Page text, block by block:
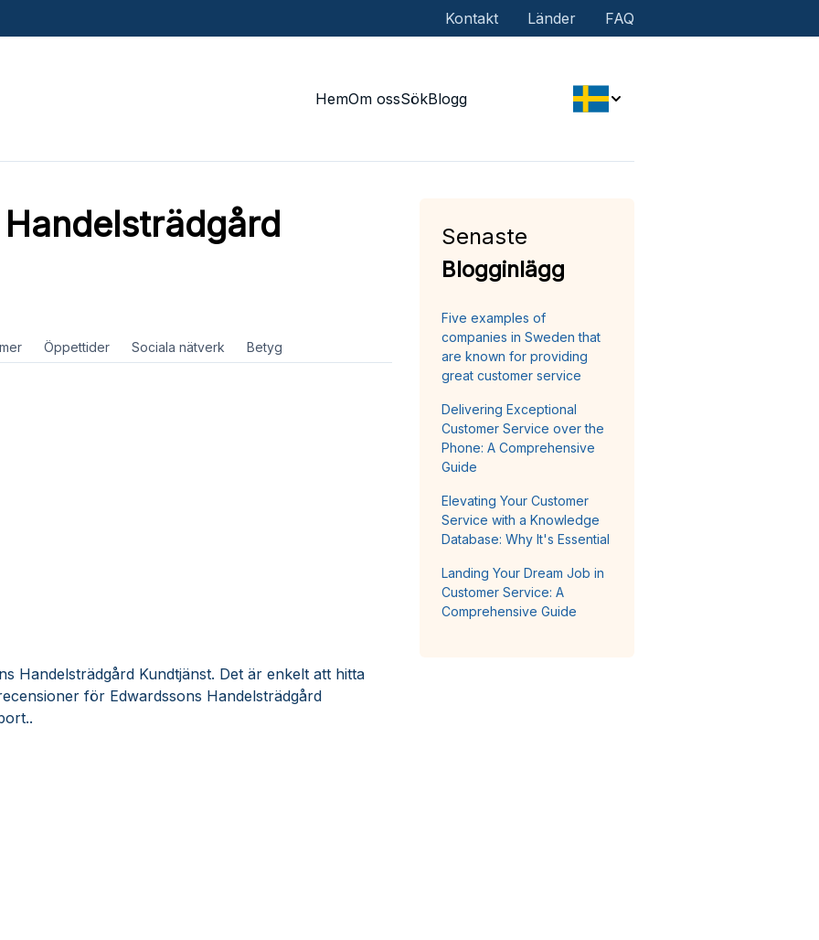
Kontakt Länder FAQ
HemOm ossSökBlogg
Öppettider Sociala nätverk Betyg
Handelsträdgård Kundtjänst. Det är enkelt att hitta
för Edwardssons Handelsträdgård
Senaste
Blogginlägg
Five examples of
companies in Sweden that
are known for providing
great customer service
Delivering Exceptional
Customer Service over the
Phone: A Comprehensive
Guide
Elevating Your Customer
Service with a Knowledge
Database: Why It's Essential
Landing Your Dream Job in
Customer Service: A
Comprehensive Guide